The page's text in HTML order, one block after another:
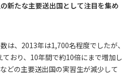
新たな主要送出国として注目を集め
は、2013年は1,700名程度でしたが、
おり、10年間で約10倍にまで増加し
どの主要送出国の実習生が減少して